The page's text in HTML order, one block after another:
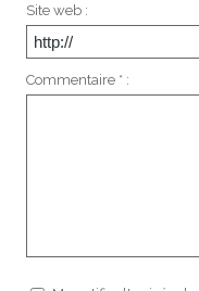
Site web :
Commentaire * :